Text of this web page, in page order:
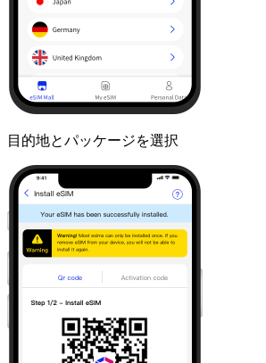
目的地とパッケージを選択